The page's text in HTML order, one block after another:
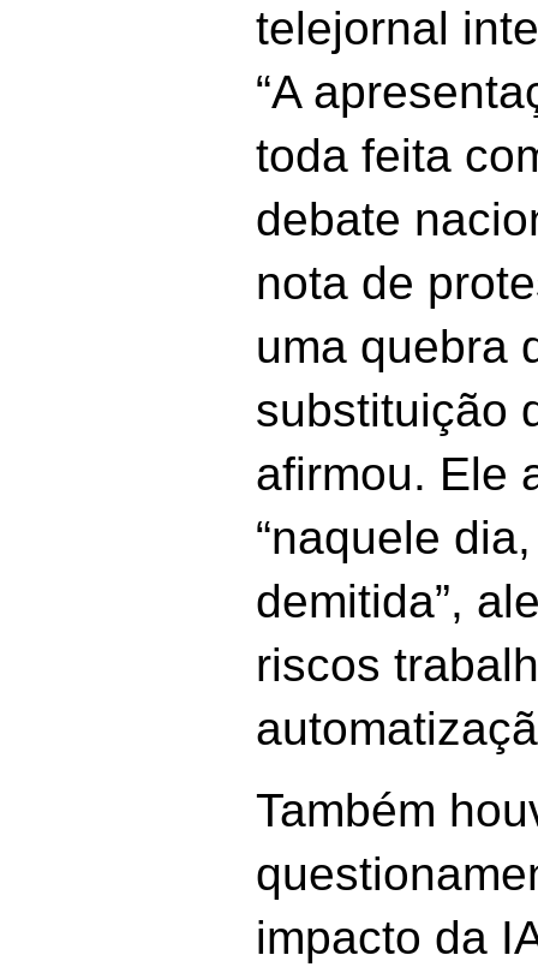
telejornal
“A
toda feita
debate
nota de
uma quebra
substituição
afirmou. Ele
“naquele
demitida”,
riscos
Também
impacto da